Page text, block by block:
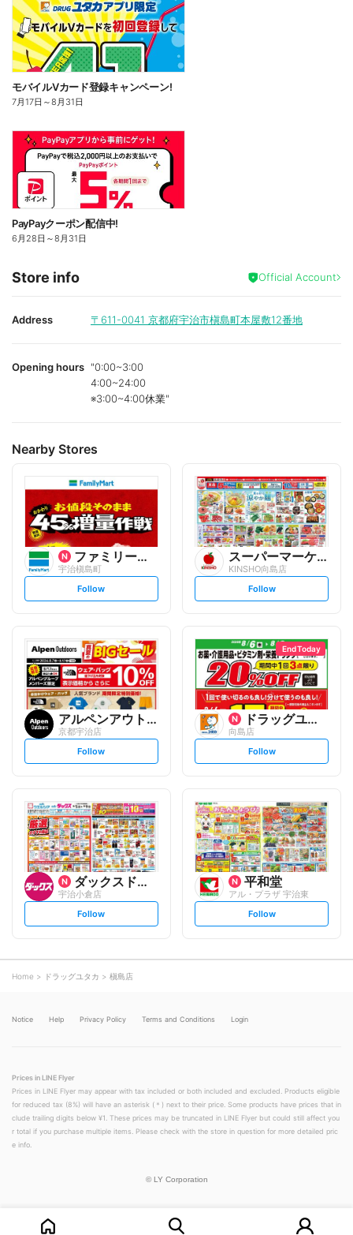
モバイルVカード登録キャンペーン!
7月17日 ～8月31日
PayPayクーポン配信中!
6月28日 ～8月31日
Store info Official Account
Address 〒611-0041 京都府宇治市槇島町本屋敷12番地
Opening hours "0:00~3:00
4:00~24:00
※3:00~4:00休業"
Nearby Stores
ファミリーマート
宇治槇島町
s
t
l
o
w
Follow
スーパーマーケットKINSH...
KINSHO向島店
s
t
l
o
w
Follow
アルペンアウトドアーズ
京都宇治店
s
t
l
o
w
Follow
End Today
ドラッグユタカ
向島店
s
t
o
w
Follow
ダックスドラッグ
宇治小倉店
s
t
o
w
Follow
平和堂
アル・プラザ 宇治東
s
t
Follow
Home ドラッグユタカ 槇島店
Notice Help Privacy Policy Terms and Conditions Login
Prices in LINE Flyer
Prices in LINE Flyer may appear with tax included or both included and excluded. Products eligible
for reduced tax (8%) will have an asterisk (＊) next to their price. Some products have prices that in
clude trailing digits below ¥1. These prices may be truncated in LINE Flyer but could still affect you
r total if you purchase multiple items. Please check with the store in question for more detailed pric
e info.
© LY Corporation